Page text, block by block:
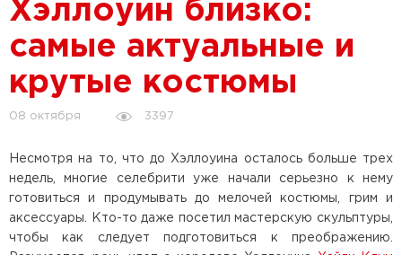
Хэллоуин близко:
самые актуальные и
крутые костюмы
08 октября 3397
Несмотря на то, что до Хэллоуина осталось больше трех
недель, многие селебрити уже начали серьезно к нему
готовиться и продумывать до мелочей костюмы, грим и
аксессуары. Кто-то даже посетил мастерскую скульптуры,
чтобы как следует подготовиться к преображению.